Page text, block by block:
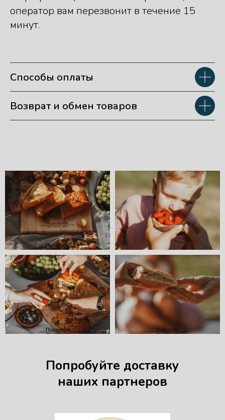
оператор вам перезвонит в течение 15
минут.
Способы оплаты
Возврат и обмен товаров
Попробуйте доставку
наших партнеров